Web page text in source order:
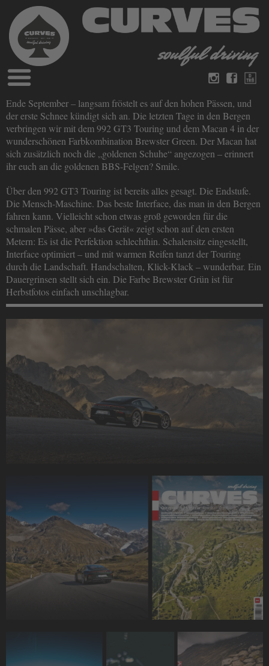
Blog
Magazine
Bücher
Videos
Deutsch Englisch
über Curves
Impressum
Datenschutz
Ende September – langsam fröstelt es auf den hohen Pässen, und
der erste Schnee kündigt sich an. Die letzten Tage in den Bergen
verbringen wir mit dem 992 GT3 Touring und dem Macan 4 in der
wunderschönen Farbkombination Brewster Green. Der Macan hat
sich zusätzlich noch die „goldenen Schuhe“ angezogen – erinnert
ihr euch an die goldenen BBS-Felgen? Smile.
Über den 992 GT3 Touring ist bereits alles gesagt. Die Endstufe.
Die Mensch-Maschine. Das beste Interface, das man in den Bergen
fahren kann. Vielleicht schon etwas groß geworden für die
schmalen Pässe, aber »das Gerät« zeigt schon auf den ersten
Metern: Es ist die Perfektion schlechthin. Schalensitz eingestellt,
Interface optimiert – und mit warmen Reifen tanzt der Touring
durch die Landschaft. Handschalten, Klick-Klack – wunderbar. Ein
Dauergrinsen stellt sich ein. Die Farbe Brewster Grün ist für
Herbstfotos einfach unschlagbar.